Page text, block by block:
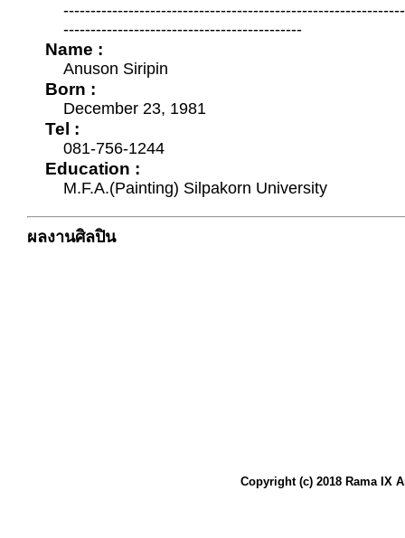
--------------------------------------------
Name :
Anuson Siripin
Born :
December 23, 1981
Tel :
081-756-1244
Education :
M.F.A.(Painting) Silpakorn University
ผลงานศิลปิน
Copyright (c) 2018 Rama IX